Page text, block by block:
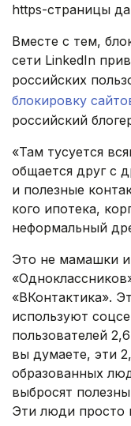
https-страницы
Вместе с тем,
сети LinkedIn
российских
блокировку
российский
«Там тусуется
общается друг с
и полезные
кого ипотека,
неформальный
Это не мамашки и
«ВКонтактика».
используют
пользователей
вы думаете, эти
образованных
выбросят
Эти люди просто